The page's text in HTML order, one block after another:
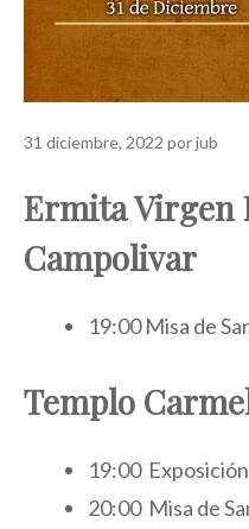
31 diciembre, 2022 porjub
Ermita Virgen
Campolivar
19:00 Misa de
Templo
19:00
20:00 Misa de